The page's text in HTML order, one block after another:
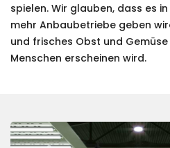
spielen. Wir glauben, dass es
mehr Anbaubetriebe geben
und frisches Obst und
Menschen erscheinen wird.